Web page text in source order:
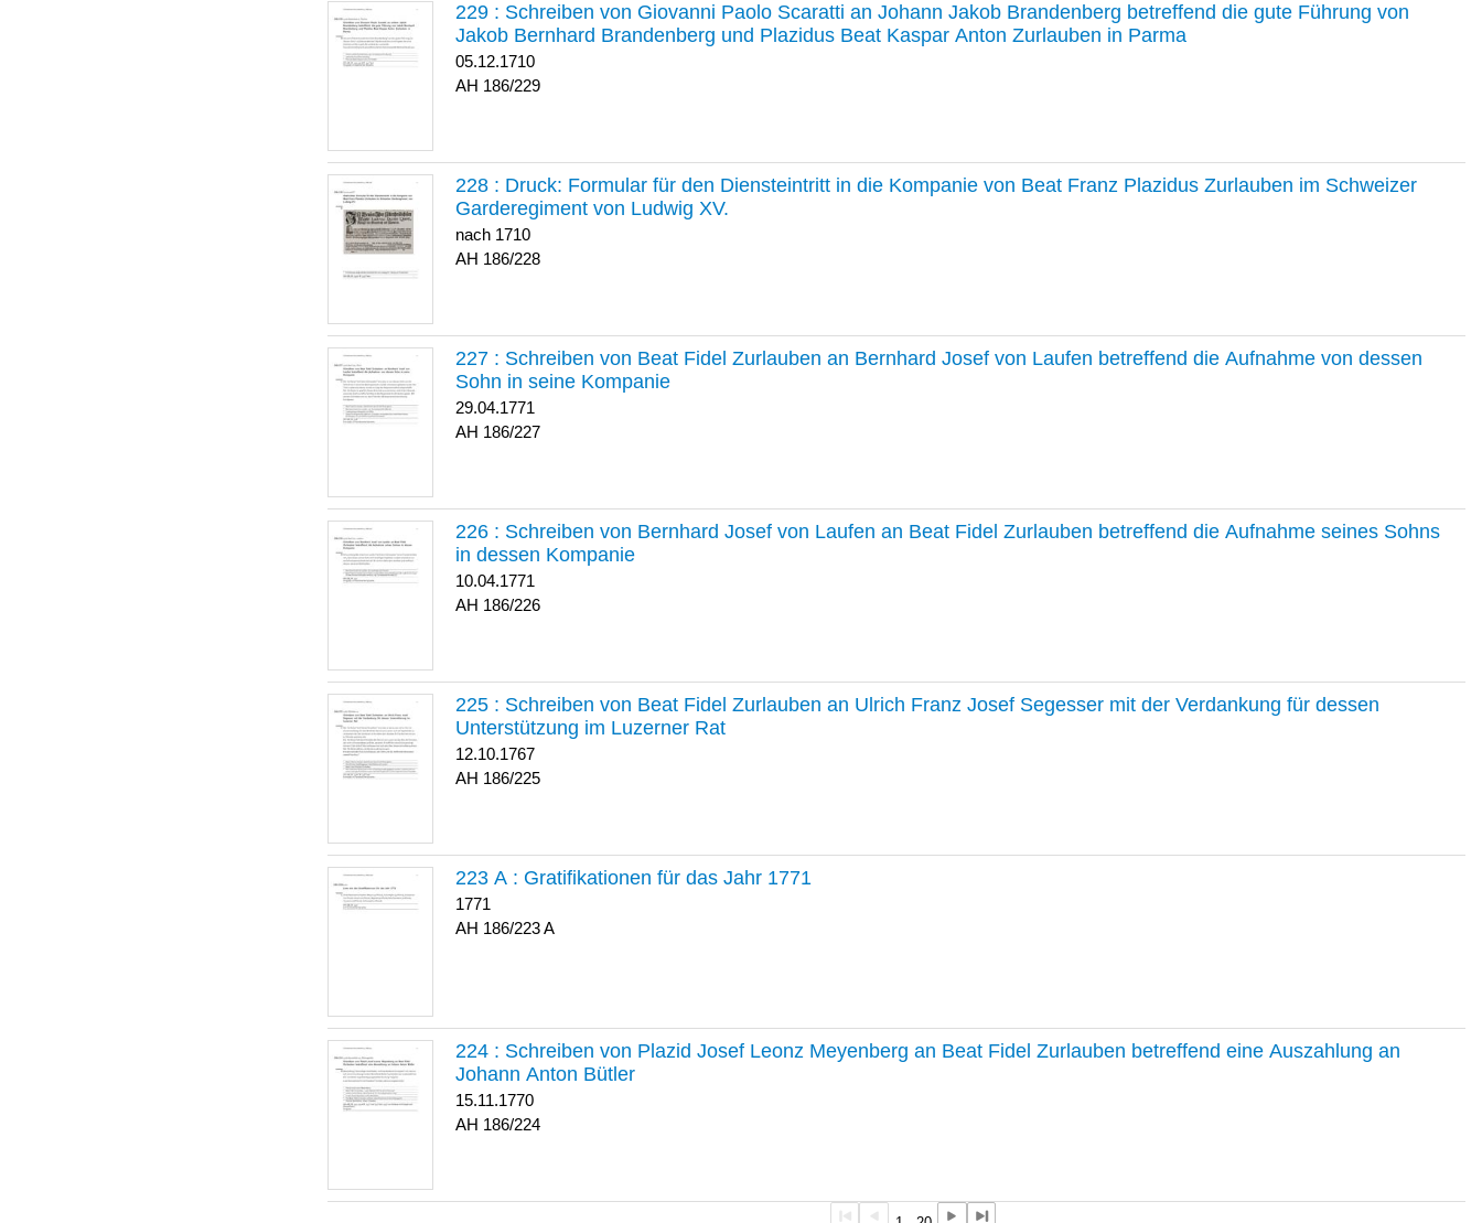
229 : Schreiben von Giovanni Paolo Scaratti an Johann Jakob Brandenberg betreffend die gute Führung von
Jakob Bernhard Brandenberg und Plazidus Beat Kaspar Anton Zurlauben in Parma
05.12.1710
186/229
228 : Druck: Formular für den Diensteintritt in die Kompanie von Beat Franz Plazidus Zurlauben im Schweizer
Garderegiment von Ludwig XV.
nach 1710
186/228
227 : Schreiben von Beat Fidel Zurlauben an Bernhard Josef von Laufen betreffend die Aufnahme von dessen
Sohn in seine Kompanie
29.04.1771
186/227
226 : Schreiben von Bernhard Josef von Laufen an Beat Fidel Zurlauben betreffend die Aufnahme seines Sohns
in dessen Kompanie
10.04.1771
186/226
225 : Schreiben von Beat Fidel Zurlauben an Ulrich Franz Josef Segesser mit der Verdankung für dessen
Unterstützung im Luzerner Rat
12.10.1767
186/225
223 A : Gratifikationen für das Jahr 1771
1771
186/223 A
224 : Schreiben von Plazid Josef Leonz Meyenberg an Beat Fidel Zurlauben betreffend eine Auszahlung an
Johann Anton Bütler
15.11.1770
186/224